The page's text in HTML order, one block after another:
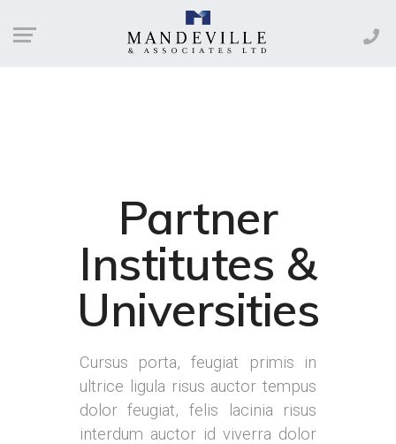
Partner
Institutes &
Universities
Cursus porta, feugiat primis in
ultrice ligula risus auctor tempus
dolor feugiat, felis lacinia risus
interdum auctor id viverra dolor